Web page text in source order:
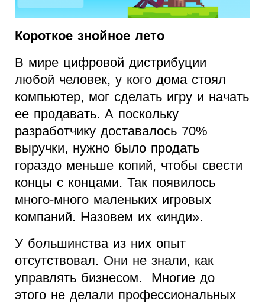
Короткое знойное лето
В мире цифровой дистрибуции
любой человек, у кого дома стоял
компьютер, мог сделать игру и начать
ее продавать. А поскольку
разработчику доставалось 70%
выручки, нужно было продать
гораздо меньше копий, чтобы свести
концы с концами. Так появилось
много-много маленьких игровых
компаний. Назовем их «инди».
У большинства из них опыт
отсутствовал. Они не знали, как
управлять бизнесом. Многие до
этого не делали профессиональных